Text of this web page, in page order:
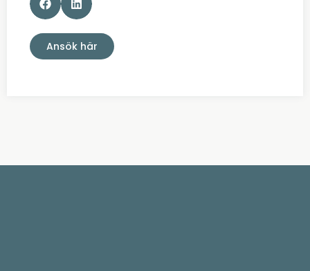
Ansök här